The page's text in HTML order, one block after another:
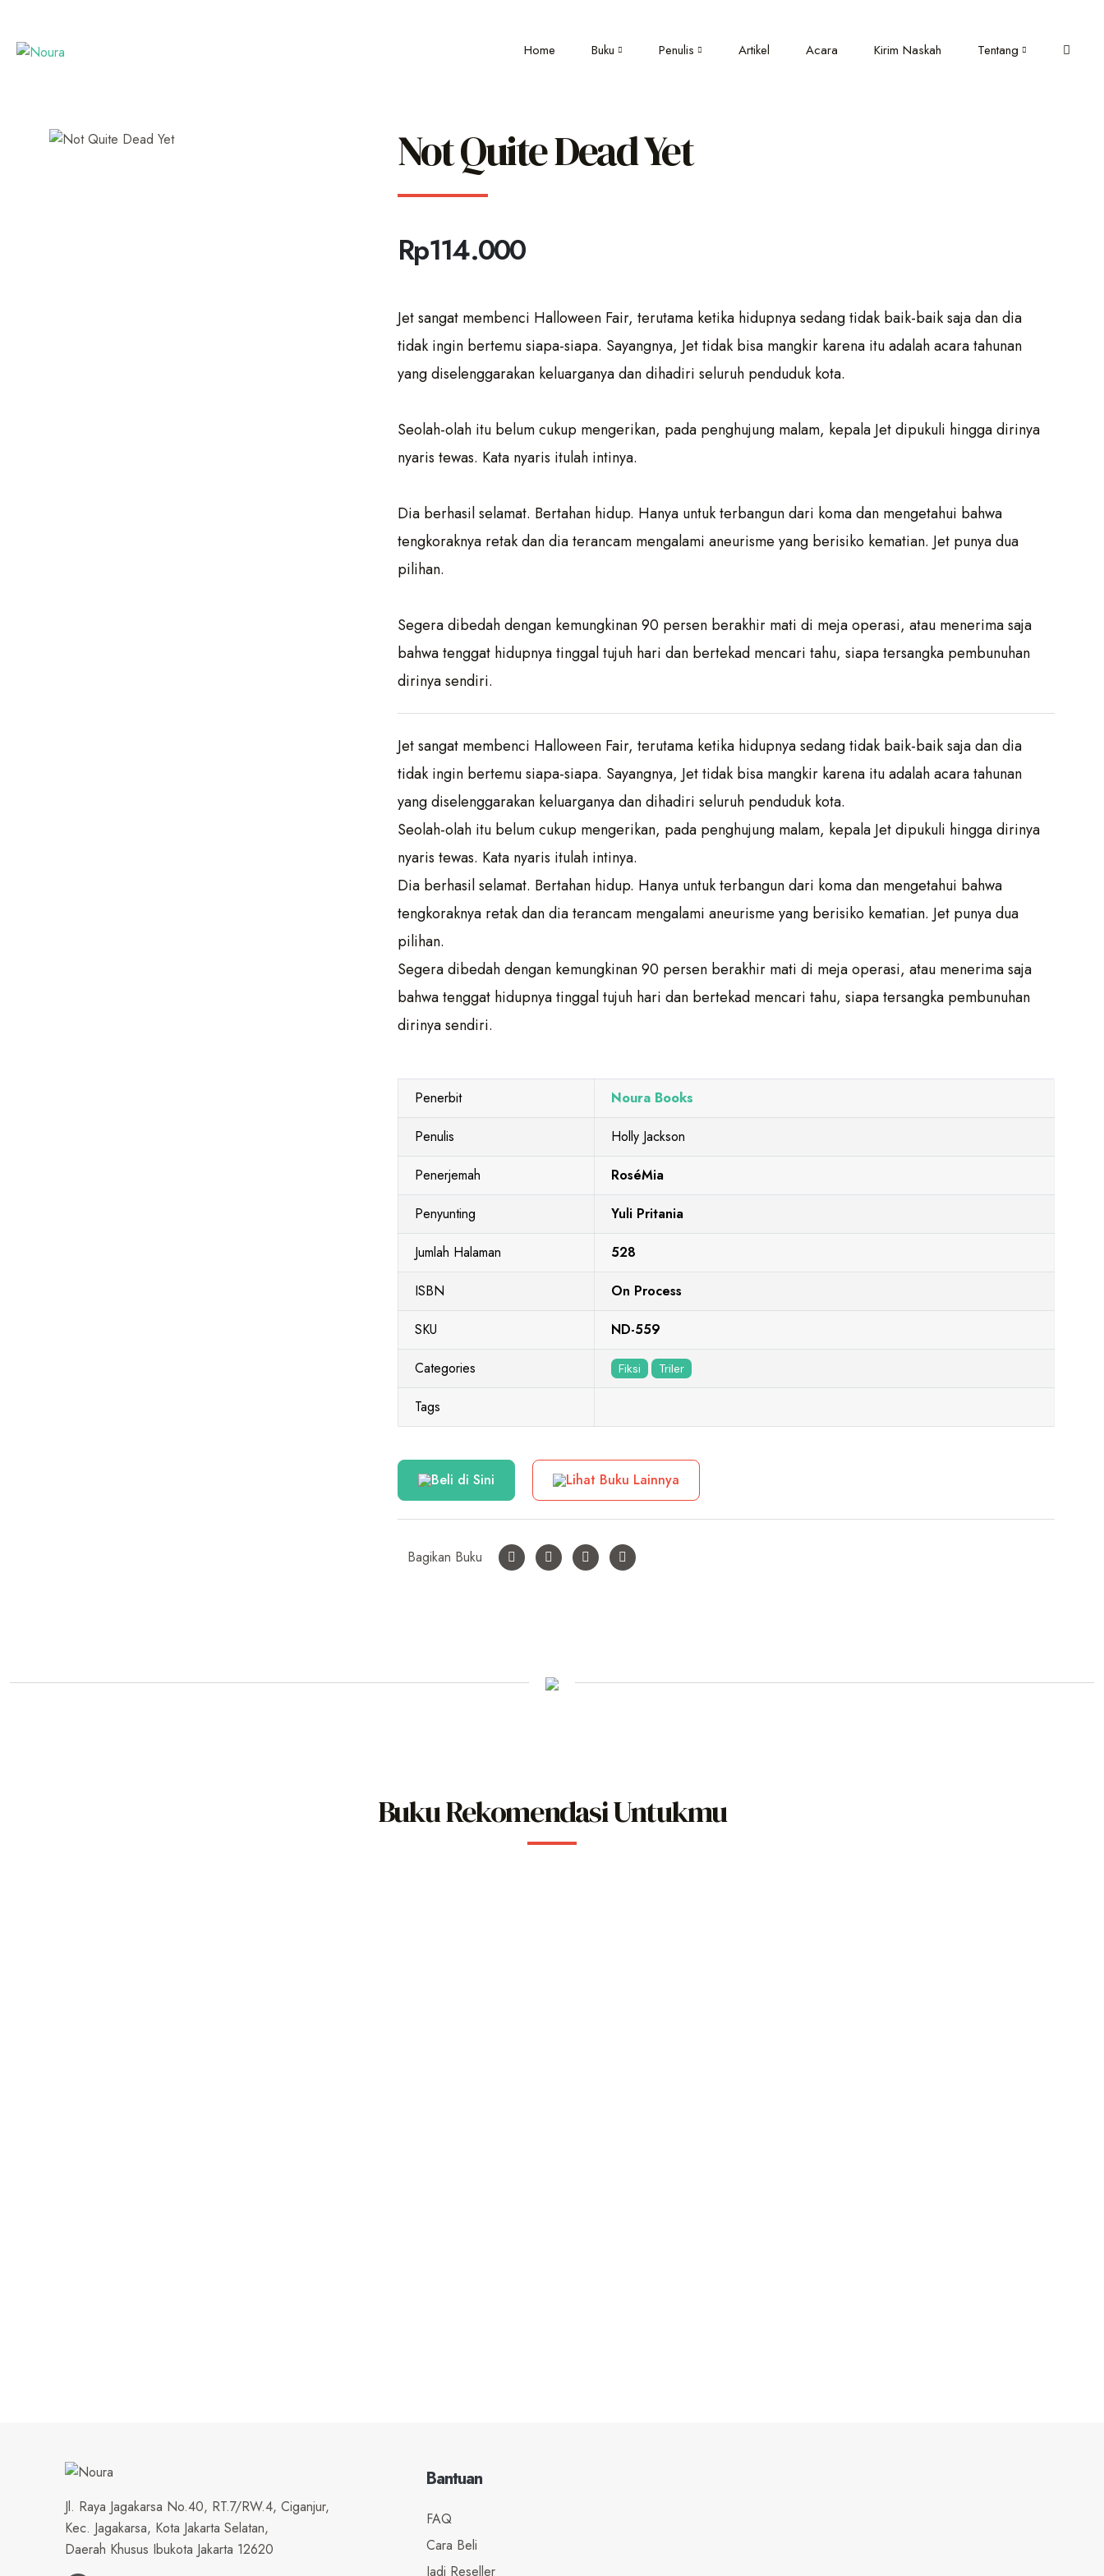
Home Buku Penulis Artikel Acara Kirim Naskah Tentang
Not Quite Dead Yet
Rp114.000
Jet sangat membenci Halloween Fair, terutama ketika hidupnya sedang tidak baik-baik saja dan dia
tidak ingin bertemu siapa-siapa. Sayangnya, Jet tidak bisa mangkir karena itu adalah acara tahunan
yang diselenggarakan keluarganya dan dihadiri seluruh penduduk kota.
Seolah-olah itu belum cukup mengerikan, pada penghujung malam, kepala Jet dipukuli hingga dirinya
nyaris tewas. Kata nyaris itulah intinya.
Dia berhasil selamat. Bertahan hidup. Hanya untuk terbangun dari koma dan mengetahui bahwa
tengkoraknya retak dan dia terancam mengalami aneurisme yang berisiko kematian. Jet punya dua
pilihan.
Segera dibedah dengan kemungkinan 90 persen berakhir mati di meja operasi, atau menerima saja
bahwa tenggat hidupnya tinggal tujuh hari dan bertekad mencari tahu, siapa tersangka pembunuhan
dirinya sendiri.
Jet sangat membenci Halloween Fair, terutama ketika hidupnya sedang tidak baik-baik saja dan dia
tidak ingin bertemu siapa-siapa. Sayangnya, Jet tidak bisa mangkir karena itu adalah acara tahunan
yang diselenggarakan keluarganya dan dihadiri seluruh penduduk kota.
Seolah-olah itu belum cukup mengerikan, pada penghujung malam, kepala Jet dipukuli hingga dirinya
nyaris tewas. Kata nyaris itulah intinya.
Dia berhasil selamat. Bertahan hidup. Hanya untuk terbangun dari koma dan mengetahui bahwa
tengkoraknya retak dan dia terancam mengalami aneurisme yang berisiko kematian. Jet punya dua
pilihan.
Segera dibedah dengan kemungkinan 90 persen berakhir mati di meja operasi, atau menerima saja
bahwa tenggat hidupnya tinggal tujuh hari dan bertekad mencari tahu, siapa tersangka pembunuhan
dirinya sendiri.
Penerbit Noura Books
Penulis Holly Jackson
Penerjemah RoséMia
Penyunting Yuli Pritania
Jumlah Halaman 528
ISBN On Process
SKU ND-559
Categories Fiksi Triler
Tags
Beli di Sini Lihat Buku Lainnya
Bagikan Buku
Buku Rekomendasi Untukmu
Jl. Raya Jagakarsa No.40, RT.7/RW.4, Ciganjur,
Kec. Jagakarsa, Kota Jakarta Selatan,
Daerah Khusus Ibukota Jakarta 12620
Bantuan
FAQ
Cara Beli
Jadi Reseller